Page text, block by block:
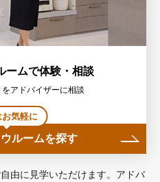
ームで体験・相談
アドバイザーに相談
お気軽に
ルームを探す
由に見学いただけます。アドバ